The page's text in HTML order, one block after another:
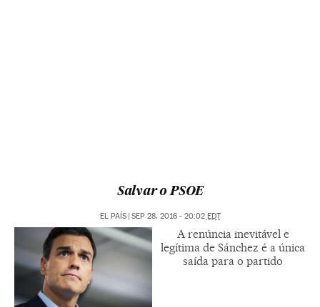
Salvar o PSOE
EL PAÍS | SEP 28, 2016 - 20:02 EDT
A renúncia inevitável e
legítima de Sánchez é a única
saída para o partido